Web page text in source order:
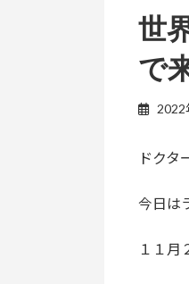
世
で
2022
ドクタ
今日は
１１月